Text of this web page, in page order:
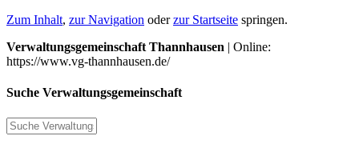
Zum Inhalt, zur Navigation oderzur Startseite springen.
Verwaltungsgemeinschaft Thannhausen | Online:
https://www.vg-thannhausen.de/
Suche Verwaltungsgemeinschaft